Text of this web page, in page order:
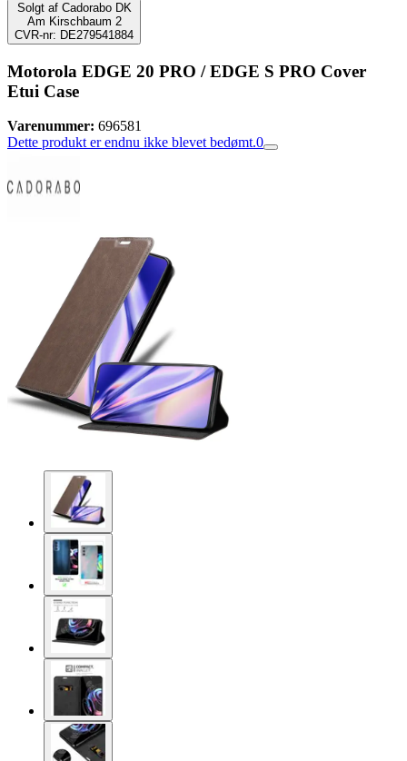
Solgt af Cadorabo DK
Am Kirschbaum 2
CVR-nr: DE279541884
Motorola EDGE 20 PRO / EDGE S PRO Cover
Etui Case
Varenummer: 696581
Dette produkt er endnu ikke blevet bedømt.0